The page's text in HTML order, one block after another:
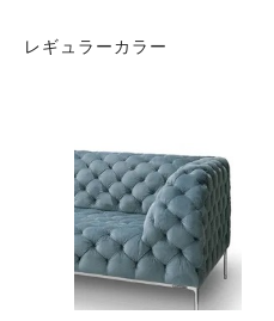
レギュラーカラー